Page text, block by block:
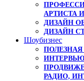
АРТИСТА
ДИЗАЙН
ДИЗАЙН
Шоубизнес
РАДИО,